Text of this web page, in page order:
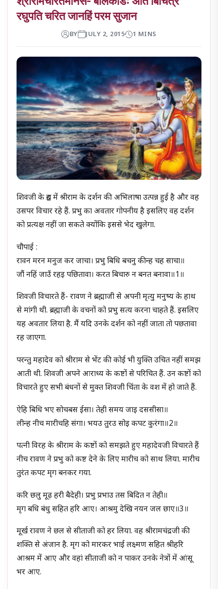
रघुपति चरित जानहिं परम सुजान
BY JULY 2, 2015 1 MINS
शिवजी के हृद्य में श्रीराम के दर्शन की अभिलाषा उत्पन्न हुई है और वह
उसपर विचार रहे हैं. प्रभु का अवतार गोपनीय है इसलिए वह दर्शन
को प्रत्यक्ष नहीं जा सकते क्योंकि इससे भेद खुलेगा.
चौपाई :
रावन मरन मनुज कर जाचा। प्रभु बिधि बचनु कीन्ह चह साचा॥
जौं नहिं जाउँ रहइ पछितावा। करत बिचारु न बनत बनावा॥1॥
शिवजी विचारते हैं- रावण ने ब्रह्माजी से अपनी मृत्यु मनुष्य के हाथ
से मांगी थी. ब्रह्माजी के वचनों को प्रभु सत्य करना चाहते हैं. इसलिए
यह अवतार लिया है. मैं यदि उनके दर्शन को नहीं जाता तो पछतावा
रह जाएगा.
परन्तु महादेव को श्रीराम से भेंट की कोई भी युक्ति उचित नहीं समझ
आती थी. शिवजी अपने आराध्य के कष्टों से परिचित हैं. उन कष्टों को
विचारते हुए सभी बंधनों से मुक्त शिवजी चिंता के वश में हो जाते हैं.
ऐहि बिधि भए सोचबस ईसा। तेही समय जाइ दससीसा॥
लीन्ह नीच मारीचहि संगा। भयउ तुरउ सोइ कपट कुरंगा॥2॥
पत्नी विरह के श्रीराम के कष्टों को समझते हुए महादेवजी विचारते हैं
नीच रावण ने प्रभु को कष्ट देने के लिए मारीच को साथ लिया. मारीच
तुरंत कपट मृग बनकर गया.
करि छलु मूढ़ हरी बैदेही। प्रभु प्रभाउ तस बिदित न तेही॥
मृग बधि बंधु सहित हरि आए। आश्रमु देखि नयन जल छाए॥3॥
मूर्ख रावण ने छल से सीताजी को हर लिया. वह श्रीरामचंद्रजी की
शक्ति से अंजान है. मृग को मारकर भाई लक्ष्मण सहित श्रीहरि
आश्रम में आए और वहां सीताजी को न पाकर उनके नेत्रों में आंसू
भर आए.